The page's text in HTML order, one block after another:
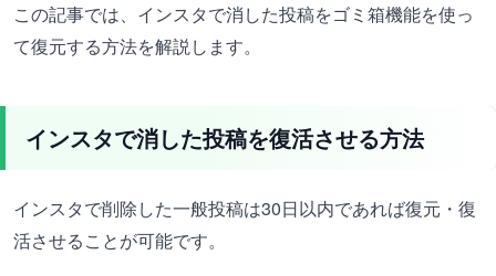
この記事では、インスタで消した投稿をゴミ箱機能を使っ
て復元する方法を解説します。
インスタで消した投稿を復活させる方法
インスタで削除した一般投稿は30日以内であれば復元・復
活させることが可能です。